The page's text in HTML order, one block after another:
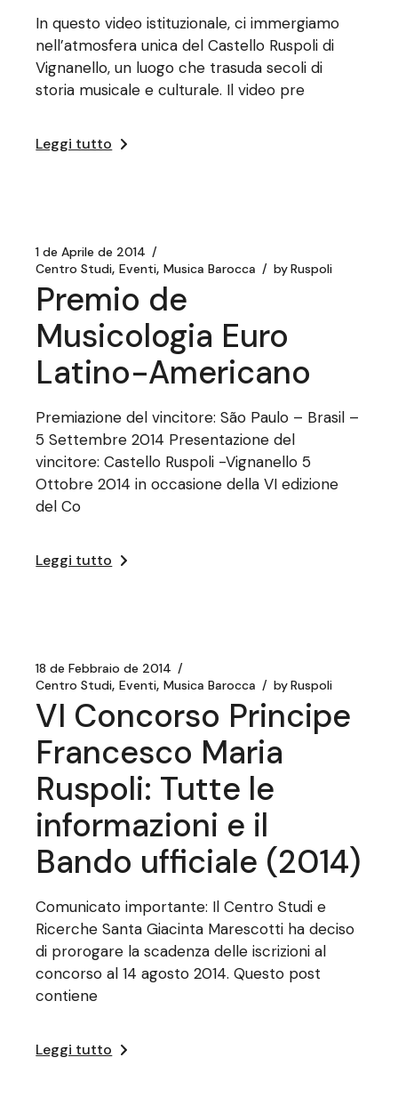
In questo video istituzionale, ci immergiamo
nell’atmosfera unica del Castello Ruspoli di
Vignanello, un luogo che trasuda secoli di
storia musicale e culturale. Il video pre
Leggi tutto
1 de Aprile de 2014
Centro Studi Eventi Musica Barocca byRuspoli
Premio de
Musicologia Euro
Latino-Americano
Premiazione del vincitore: São Paulo – Brasil –
5 Settembre 2014 Presentazione del
vincitore: Castello Ruspoli -Vignanello 5
Ottobre 2014 in occasione della VI edizione
del Co
Leggi tutto
18 de Febbraio de 2014
Centro Studi Eventi Musica Barocca byRuspoli
VI Concorso Principe
Francesco Maria
Ruspoli: Tutte le
informazioni e il
Bando ufficiale (2014)
Comunicato importante: Il Centro Studi e
Ricerche Santa Giacinta Marescotti ha deciso
di prorogare la scadenza delle iscrizioni al
concorso al 14 agosto 2014. Questo post
contiene
Leggi tutto